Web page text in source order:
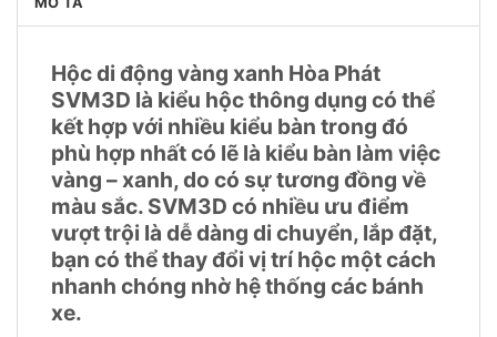
Hộc di động vàng xanh Hòa Phát
SVM3D là kiểu hộc thông dụng có thể
kết hợp với nhiều kiểu bàn trong đó
phù hợp nhất có lẽ là kiểu bàn làm việc
vàng – xanh, do có sự tương đồng về
màu sắc. SVM3D có nhiều ưu điểm
vượt trội là dễ dàng di chuyển, lắp đặt,
bạn có thể thay đổi vị trí hộc một cách
nhanh chóng nhờ hệ thống các bánh
xe.